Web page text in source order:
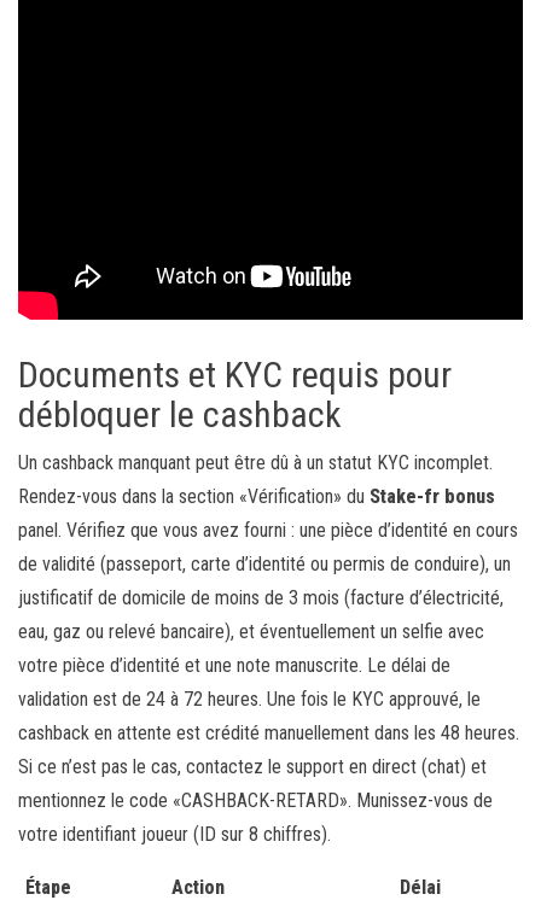
Documents et KYC requis pour
débloquer le cashback
Un cashback manquant peut être dû à un statut KYC incomplet.
Rendez-vous dans la section «Vérification» du Stake-fr bonus
panel. Vérifiez que vous avez fourni : une pièce d’identité en cours
de validité (passeport, carte d’identité ou permis de conduire), un
justificatif de domicile de moins de 3 mois (facture d’électricité,
eau, gaz ou relevé bancaire), et éventuellement un selfie avec
votre pièce d’identité et une note manuscrite. Le délai de
validation est de 24 à 72 heures. Une fois le KYC approuvé, le
cashback en attente est crédité manuellement dans les 48 heures.
Si ce n’est pas le cas, contactez le support en direct (chat) et
mentionnez le code «CASHBACK-RETARD». Munissez-vous de
votre identifiant joueur (ID sur 8 chiffres).
Étape Action Délai